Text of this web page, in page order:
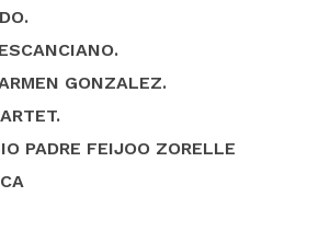
GONZALEZ.
PADRE FEIJOO ZORELLE